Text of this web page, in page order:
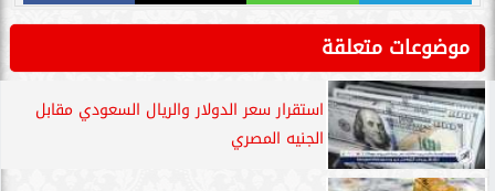
موضوعات متعلقة
استقرار سعر الدولار والريال السعودي مقابل
الجنيه المصري